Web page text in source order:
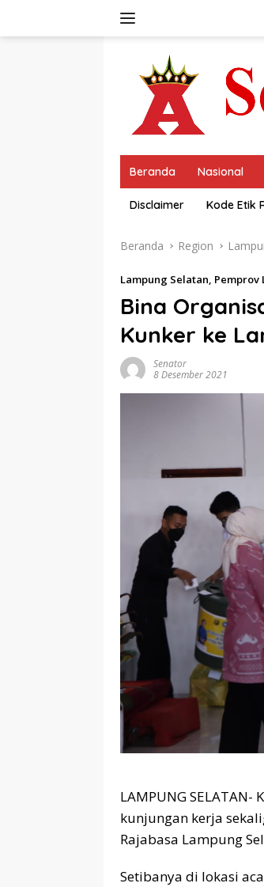
Beranda Nasional
Disclaimer Kode Etik
Beranda Region
Lampung Selatan, Pemprov
Bina
Kunker ke
Senator
8 Desember 2021
LAMPUNG
kunjungan kerja
Rajabasa Lampung
Setibanya di lokasi